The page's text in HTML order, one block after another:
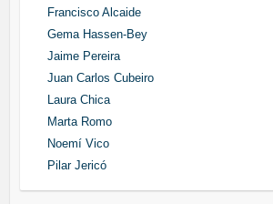
Francisco Alcaide
Gema Hassen-Bey
Jaime Pereira
Juan Carlos Cubeiro
Laura Chica
Marta Romo
Noemí Vico
Pilar Jericó